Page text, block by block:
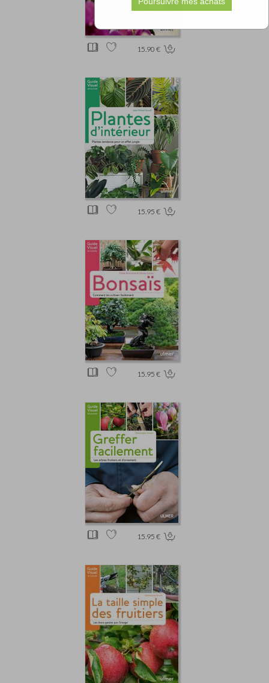
15.90 €
15.95 €
15.95 €
15.95 €